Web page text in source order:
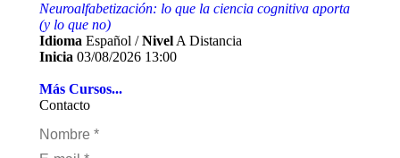
Neuroalfabetización: lo que la ciencia cognitiva aporta
(y lo que no)
Idioma Español /Nivel A Distancia
Inicia 03/08/2026 13:00
Más Cursos...
Contacto
Nombre *